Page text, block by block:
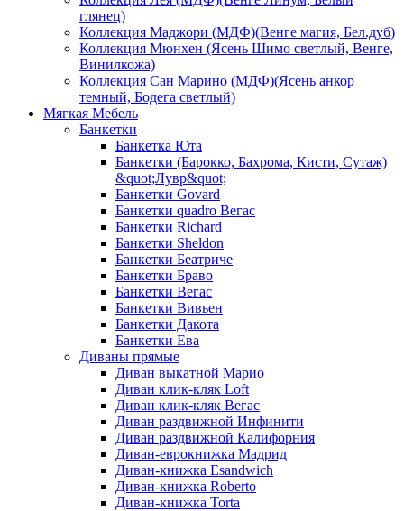
глянец)
Коллекция Маджори (МДФ)(Венге магия, Бел.дуб)
Коллекция Мюнхен (Ясень Шимо светлый, Венге,
Винилкожа)
Коллекция Сан Марино (МДФ)(Ясень анкор
темный, Бодега светлый)
Мягкая Мебель
Банкетки
Банкетка Юта
Банкетки (Барокко, Бахрома, Кисти, Сутаж)
&quot;Лувр&quot;
Банкетки Govard
Банкетки quadro Вегас
Банкетки Richard
Банкетки Sheldon
Банкетки Беатриче
Банкетки Браво
Банкетки Вегас
Банкетки Вивьен
Банкетки Дакота
Банкетки Ева
Диваны прямые
Диван выкатной Марио
Диван клик-кляк Loft
Диван клик-кляк Вегас
Диван раздвижной Инфинити
Диван раздвижной Калифорния
Диван-еврокнижка Мадрид
Диван-книжка Esandwich
Диван-книжка Roberto
Диван-книжка Torta